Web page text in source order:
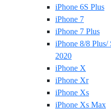
iPhone 6S Plus
iPhone 7
iPhone 7 Plus
iPhone 8/8 Plus/
2020
iPhone X
iPhone Xr
iPhone Xs
iPhone Xs Max